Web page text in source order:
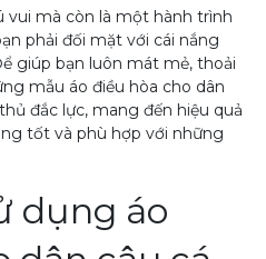
vui mà còn là một hành trình
phải đối mặt với cái nắng
giúp bạn luôn mát mẻ, thoải
mẫu áo điều hòa cho dân
đắc lực, mang đến hiệu quả
tốt và phù hợp với những
dụng áo